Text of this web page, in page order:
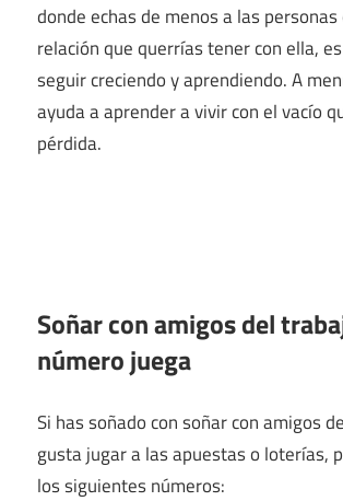
donde echas de menos a las
relación que querrías tener con ella,
seguir creciendo y aprendiendo. A
ayuda a aprender a vivir con el vacío
pérdida.
Soñar con amigos del
número juega
Si has soñado con soñar con amigos
gusta jugar a las apuestas o loterías,
los siguientes números: